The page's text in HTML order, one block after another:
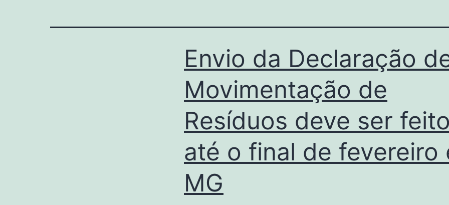
Envio da Declaração
Movimentação de
Resíduos deve ser feito
até o final de fevereiro
MG